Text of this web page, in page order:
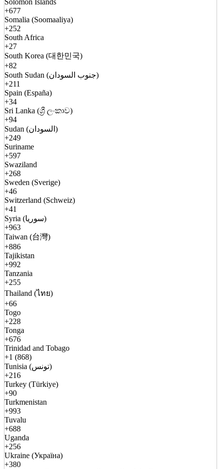
Solomon Islands
+677
Somalia (Soomaaliya)
+252
South Africa
+27
South Korea (대한민국)
+82
South Sudan (جنوب السودان)
+211
Spain (España)
+34
Sri Lanka (ශ්‍රී ලංකාව)
+94
Sudan (السودان)
+249
Suriname
+597
Swaziland
+268
Sweden (Sverige)
+46
Switzerland (Schweiz)
+41
Syria (سوريا)
+963
Taiwan (台灣)
+886
Tajikistan
+992
Tanzania
+255
Thailand (ไทย)
+66
Togo
+228
Tonga
+676
Trinidad and Tobago
+1 (868)
Tunisia (تونس)
+216
Turkey (Türkiye)
+90
Turkmenistan
+993
Tuvalu
+688
Uganda
+256
Ukraine (Україна)
+380